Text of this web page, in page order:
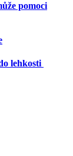
pomoci
lehkosti